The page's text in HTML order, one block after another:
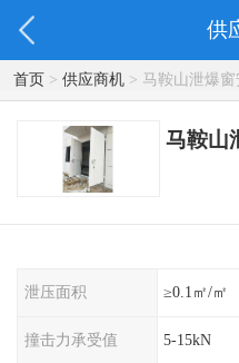
供
首页> 供应商机> 马鞍山泄爆窗
马鞍山
泄压面积 ≥0.1㎡/㎡
撞击力承受值 5-15kN